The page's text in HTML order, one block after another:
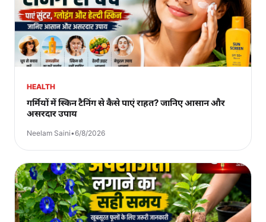
HEALTH
गर्मियों में स्किन टैनिंग से कैसे पाएं राहत? जानिए आसान और
असरदार उपाय
Neelam Saini•6/8/2026